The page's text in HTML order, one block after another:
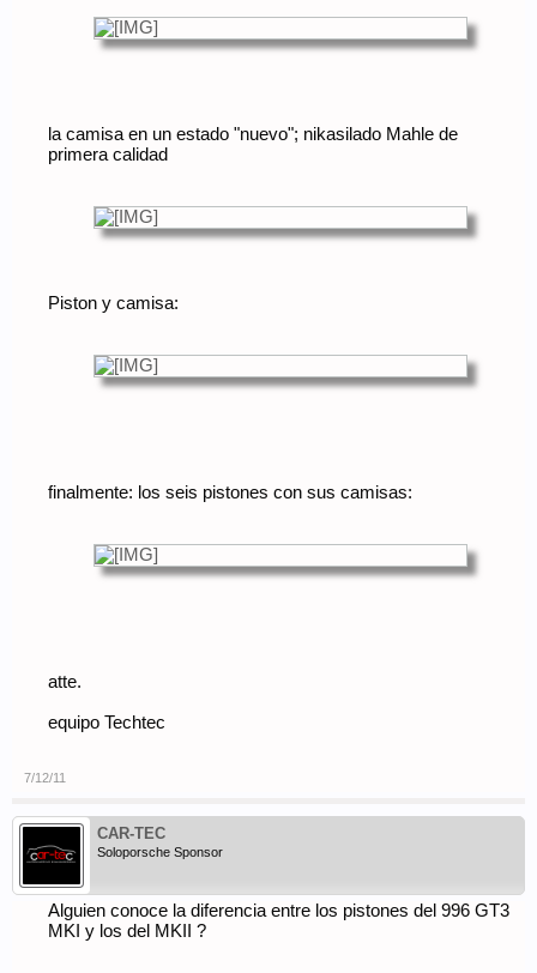
la camisa en un estado "nuevo"; nikasilado Mahle de
primera calidad
Piston y camisa:
finalmente: los seis pistones con sus camisas:
atte.
equipo Techtec
7/12/11
CAR-TEC
Soloporsche Sponsor
Alguien conoce la diferencia entre los pistones del 996 GT3
MKI y los del MKII ?